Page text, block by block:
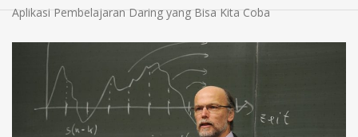
Aplikasi Pembelajaran Daring yang Bisa Kita Coba